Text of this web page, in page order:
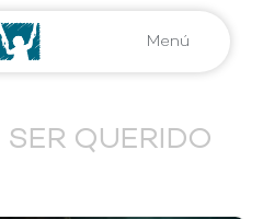
Menú
QUERIDO